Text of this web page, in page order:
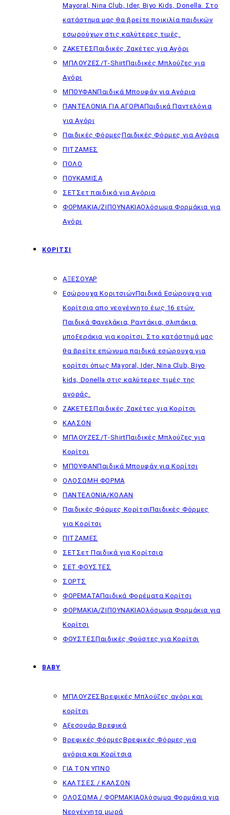
Mayoral, Nina Club, Ider, Biyo Kids, Donella. Στο
κατάστημα μας θα βρείτε ποικιλία παιδικών
εσωρούχων στις καλύτερες τιμές.
ΖΑΚΕΤΕΣΠαιδικές Ζακέτες για Αγόρι
ΜΠΛΟΥΖΕΣ/T-ShirtΠαιδικές Μπλούζες για
Αγόρι
ΜΠΟΥΦΑΝΠαιδικά Μπουφάν για Αγόρια
ΠΑΝΤΕΛΟΝΙΑ ΓΙΑ ΑΓΟΡΙΑΠαιδικά Παντελόνια
για Αγόρι
Παιδικές ΦόρμεςΠαιδικές Φόρμες για Αγόρια
ΠΙΤΖΑΜΕΣ
ΠΟΛΟ
ΠΟΥΚΑΜΙΣΑ
ΣΕΤ Σετ παιδικά για Αγόρια
ΦΟΡΜΑΚΙΑ/ΖΙΠΟΥΝΑΚΙΑΟλόσωμα Φορμάκια για
Αγόρι
ΚΟΡΙΤΣΙ
ΑΞΕΣΟΥΑΡ
Εσώρουχα ΚοριτσιώνΠαιδικά Εσώρουχα για
Κορίτσια απο νεογέννητο έως 16 ετών.
Παιδικά Φανελάκια, Ραντάκια, σλιπάκια,
μποξεράκια για κορίτσι. Στο κατάστημά μας
θα βρείτε επώνυμα παιδικά εσώρουχα για
κορίτσι όπως Mayoral, Ider, Nina Club, Biyo
kids, Donella στις καλύτερες τιμές της
αγοράς.
ΖΑΚΕΤΕΣΠαιδικές Ζακέτες για Κορίτσι
ΚΑΛΣΟΝ
ΜΠΛΟΥΖΕΣ/T-ShirtΠαιδικές Μπλούζες για
Κορίτσι
ΜΠΟΥΦΑΝΠαιδικά Μπουφάν για Κορίτσι
ΟΛΟΣΩΜΗ ΦΟΡΜΑ
ΠΑΝΤΕΛΟΝΙΑ/ΚΟΛΑΝ
Παιδικές Φόρμες ΚορίτσιΠαιδικές Φόρμες
για Κορίτσι
ΠΙΤΖΑΜΕΣ
ΣΕΤ Σετ Παιδικά για Κορίτσια
ΣΕΤ ΦΟΥΣΤΕΣ
ΣΟΡΤΣ
ΦΟΡΕΜΑΤΑΠαιδικά Φορέματα Κορίτσι
ΦΟΡΜΑΚΙΑ/ΖΙΠΟΥΝΑΚΙΑΟλόσωμα Φορμάκια για
Κορίτσι
ΦΟΥΣΤΕΣΠαιδικές Φούστες για Κορίτσι
BABY
ΜΠΛΟΥΖΕΣΒρεφικές Μπλούζες αγόρι και
κορίτσι
Αξεσουάρ Βρεφικά
Βρεφικές ΦόρμεςΒρεφικές Φόρμες για
αγόρια και Κορίτσια
ΓΙΑ ΤΟΝ ΥΠΝΟ
ΚΑΛΤΣΕΣ / ΚΑΛΣΟΝ
ΟΛΟΣΩΜΑ / ΦΟΡΜΑΚΙΑΟλόσωμα Φορμάκια για
Νεογέννητα μωρά